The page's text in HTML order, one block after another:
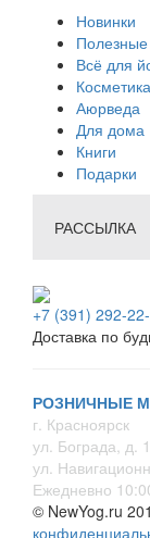
Новинки
Всё для
Косметика
Аюрведа
Для дома
Книги
Подарки
РАССЫЛКА
+7 (391) 292-
Доставка по
РОЗНИЧНЫЕ
г. Красноярск
ул. Бограда, д.
ул.
Ежедневно
© NewYog.ru